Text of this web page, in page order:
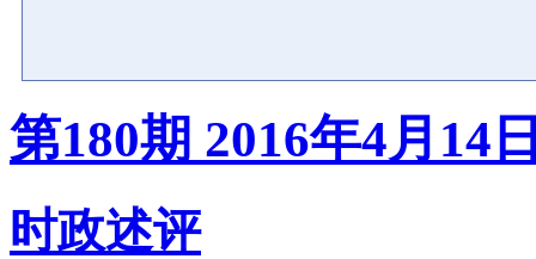
第180期 2016年4月14
时政述评